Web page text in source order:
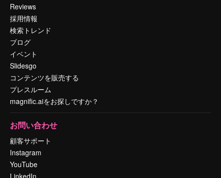
Reviews
採用情報
検索トレンド
ブログ
イベント
Slidesgo
コンテンツを販売する
プレスルーム
magnific.aiをお探しですか？
お問い合わせ
顧客サポート
Instagram
YouTube
LinkedIn